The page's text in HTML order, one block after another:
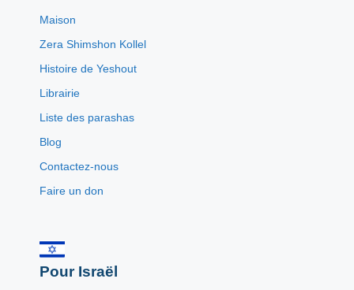
Maison
Zera Shimshon Kollel
Histoire de Yeshout
Librairie
Liste des parashas
Blog
Contactez-nous
Faire un don
Pour Israël